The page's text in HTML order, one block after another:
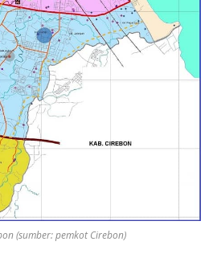
(sumber: pemkot Cirebon)